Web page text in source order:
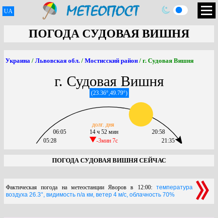
UA
ПОГОДА СУДОВАЯ ВИШНЯ
Украина / Львовская обл. / Мостисский район / г. Судовая Вишня
г. Судовая Вишня
(23.36°,49.79°)
05:28
06:05
14 ч 52 мин
-3мин 7c
долг. дня
21:35
20:58
ПОГОДА СУДОВАЯ ВИШНЯ СЕЙЧАС
Фактическая погода на метеостанции Яворов в 12:00: температура
воздуха 26.3°, видимость n/a км, ветер 4 м/с, облачность 70%